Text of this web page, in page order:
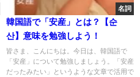
名詞
韓国語で「安産」とは？【순
산】意味を勉強しよう！
皆さま、こんにちは。今日は、韓国語で
「安産」について勉強しましょう。「安産
だったみたい」というような文章で活用で